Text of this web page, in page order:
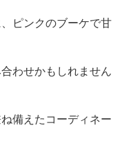
ピンクのブーケで甘
わせかもしれません
備えたコーディネー